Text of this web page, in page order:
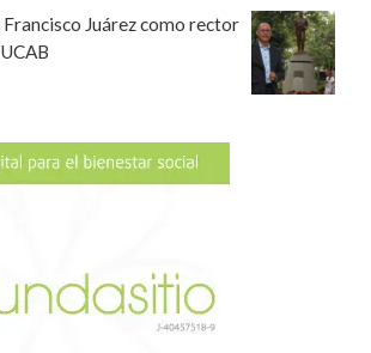
Francisco Juárez como rector